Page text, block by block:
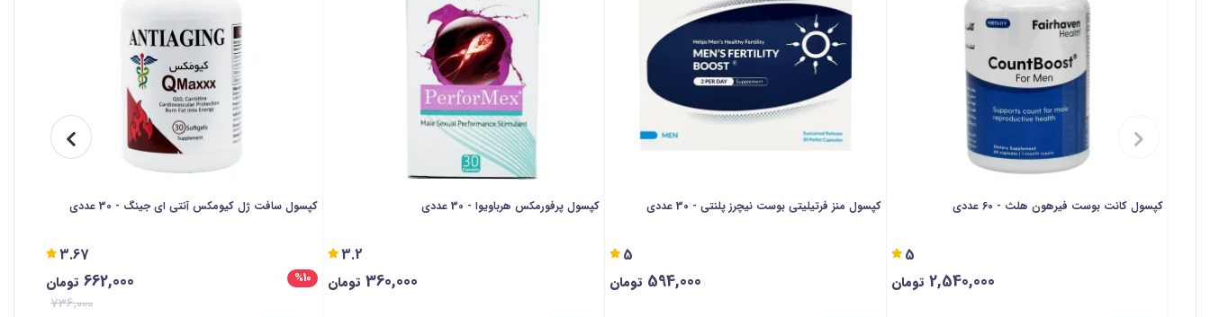
کپسول کانت بوست فیرهون هلث - 60 عددی
5
2,540,000 تومان
کپسول منز فرتیلیتی بوست نیچرز پلنتی - 30 عددی
5
594,000 تومان
کپسول پرفورمکس هرباویوا - 30 عددی
3.2
360,000 تومان
کپسول سافت ژل کیومکس آنتی ای جینگ - 30 عددی
3.67
%10
662,000 تومان
736,000